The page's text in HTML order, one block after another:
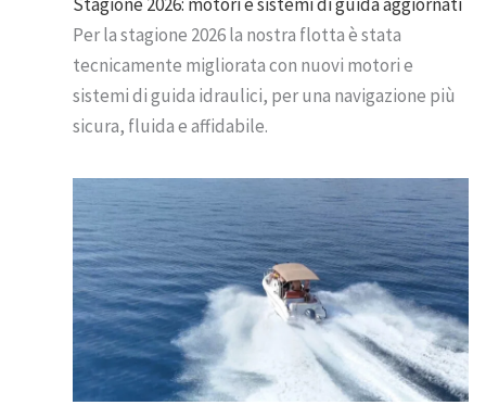
Per la stagione 2026 la nostra flotta è stata
tecnicamente migliorata con nuovi motori e
sistemi di guida idraulici, per una navigazione più
sicura, fluida e affidabile.